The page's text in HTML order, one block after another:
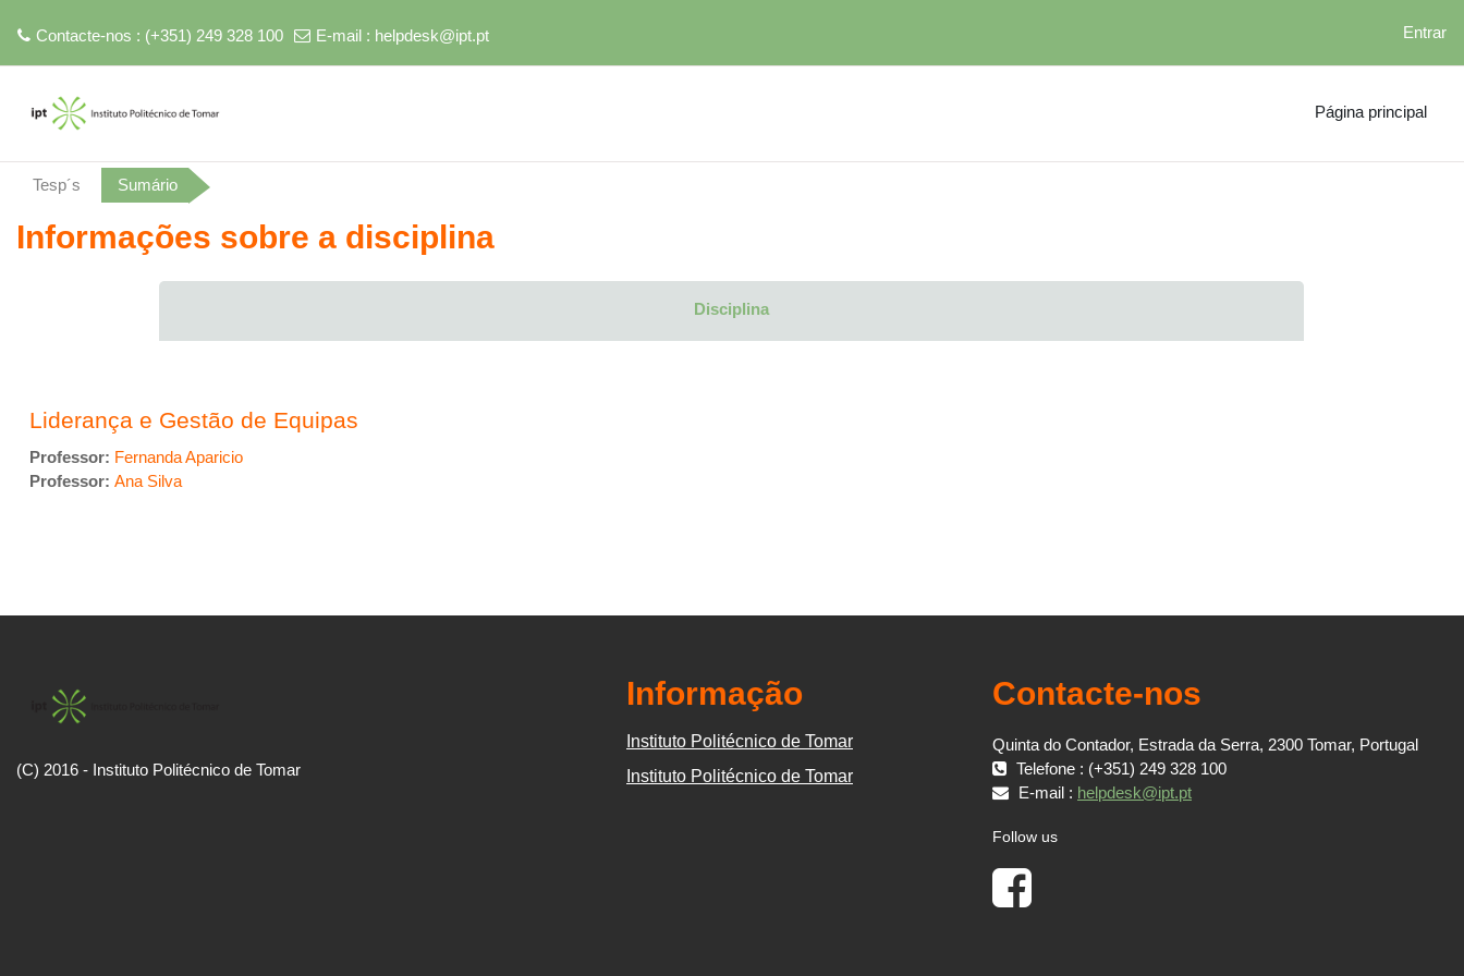
Contacte-nos : (+351) 249 328 100 E-mail : helpdesk@ipt.pt Entrar
Página principal
Tesp´s Sumário
Informações sobre a disciplina
Disciplina
Liderança e Gestão de Equipas
Professor: Fernanda Aparicio
Professor: Ana Silva
(C) 2016 - Instituto Politécnico de Tomar
Informação
Instituto Politécnico de Tomar
Instituto Politécnico de Tomar
Contacte-nos
Quinta do Contador, Estrada da Serra, 2300 Tomar, Portugal
Telefone : (+351) 249 328 100
E-mail : helpdesk@ipt.pt
Follow us